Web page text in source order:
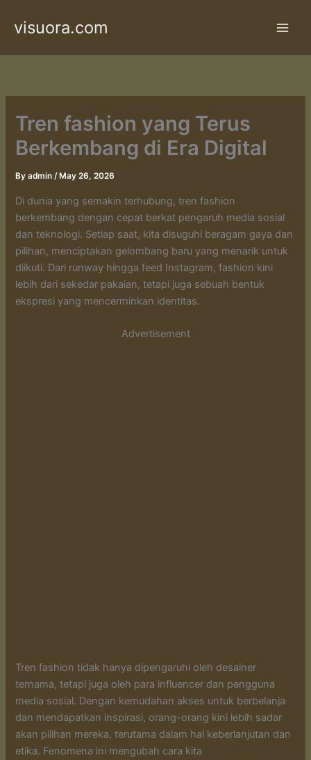
visuora.com
Tren fashion yang Terus
Berkembang di Era Digital
Byadmin/ May 26, 2026
Di dunia yang semakin terhubung, tren fashion
berkembang dengan cepat berkat pengaruh media sosial
dan teknologi. Setiap saat, kita disuguhi beragam gaya dan
pilihan, menciptakan gelombang baru yang menarik untuk
diikuti. Dari runway hingga feed Instagram, fashion kini
lebih dari sekedar pakaian, tetapi juga sebuah bentuk
ekspresi yang mencerminkan identitas.
Advertisement
Tren fashion tidak hanya dipengaruhi oleh desainer
ternama, tetapi juga oleh para influencer dan pengguna
media sosial. Dengan kemudahan akses untuk berbelanja
dan mendapatkan inspirasi, orang-orang kini lebih sadar
akan pilihan mereka, terutama dalam hal keberlanjutan dan
etika. Fenomena ini mengubah cara kita